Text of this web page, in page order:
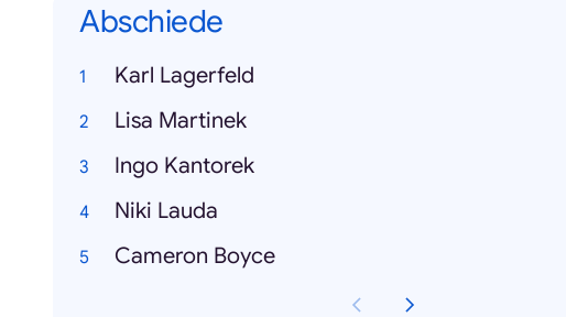
Abschiede
Karl Lagerfeld
Lisa Martinek
Ingo Kantorek
Niki Lauda
Cameron Boyce